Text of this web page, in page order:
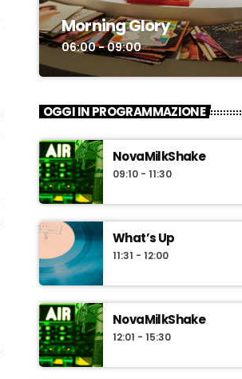
Morning Glory
06:00 - 09:00
OGGI IN PROGRAMMAZIONE
NovaMilkShake
09:10 - 11:30
What’s Up
11:31 - 12:00
NovaMilkShake
12:01 - 15:30